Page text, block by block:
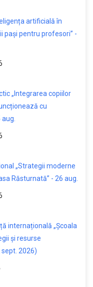
artificială în
pași pentru profesori” -
„Integrarea copiilor
cu
„Strategii moderne
Răsturnată” - 26 aug.
internațională „Școala
și resurse
sept. 2026)